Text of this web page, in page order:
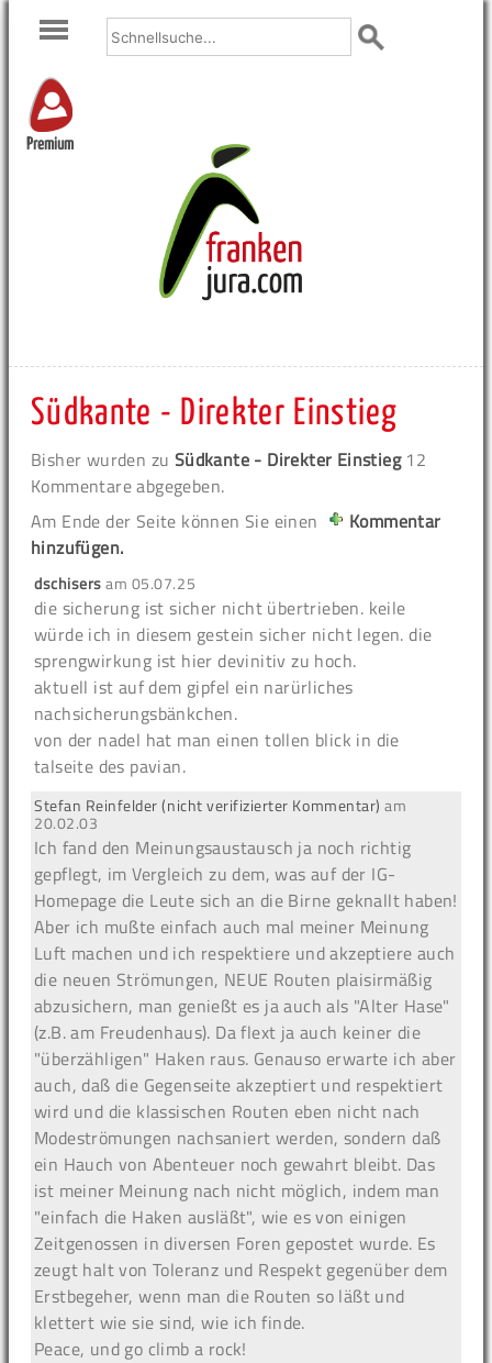
Premium
Südkante - Direkter Einstieg
Bisher wurden zu Südkante - Direkter Einstieg12
Kommentare abgegeben.
Am Ende der Seite können Sie einen
Kommentar
hinzufügen.
dschisersam 05.07.25
die sicherung ist sicher nicht übertrieben. keile
würde ich in diesem gestein sicher nicht legen. die
sprengwirkung ist hier devinitiv zu hoch.
aktuell ist auf dem gipfel ein narürliches
nachsicherungsbänkchen.
von der nadel hat man einen tollen blick in die
talseite des pavian.
Stefan Reinfelder (nicht verifizierter Kommentar) am
20.02.03
Ich fand den Meinungsaustausch ja noch richtig
gepflegt, im Vergleich zu dem, was auf der IG-
Homepage die Leute sich an die Birne geknallt haben!
Aber ich mußte einfach auch mal meiner Meinung
Luft machen und ich respektiere und akzeptiere auch
die neuen Strömungen, NEUE Routen plaisirmäßig
abzusichern, man genießt es ja auch als "Alter Hase"
(z.B. am Freudenhaus). Da flext ja auch keiner die
"überzähligen" Haken raus. Genauso erwarte ich aber
auch, daß die Gegenseite akzeptiert und respektiert
wird und die klassischen Routen eben nicht nach
Modeströmungen nachsaniert werden, sondern daß
ein Hauch von Abenteuer noch gewahrt bleibt. Das
ist meiner Meinung nach nicht möglich, indem man
"einfach die Haken ausläßt", wie es von einigen
Zeitgenossen in diversen Foren gepostet wurde. Es
zeugt halt von Toleranz und Respekt gegenüber dem
Erstbegeher, wenn man die Routen so läßt und
klettert wie sie sind, wie ich finde.
Peace, und go climb a rock!